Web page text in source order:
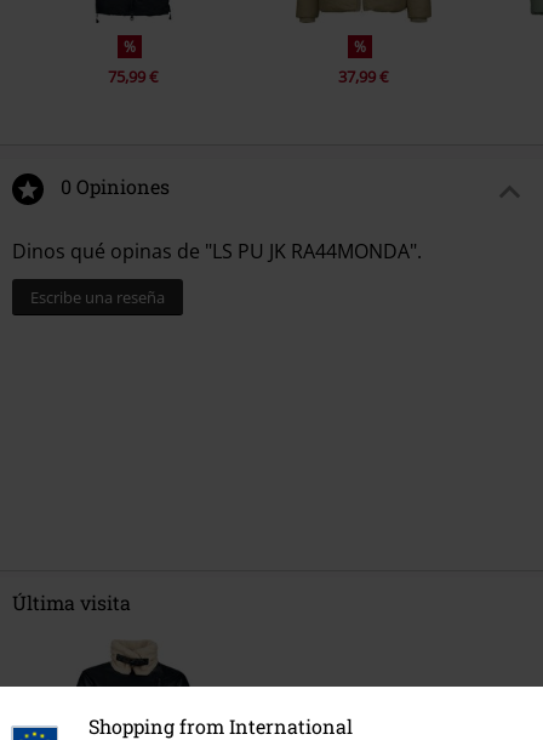
Shopping from International
%
75,99 €
%
37,99 €
0 Opiniones
Dinos qué opinas de "LS PU JK RA44MONDA".
Escribe una reseña
Última visita